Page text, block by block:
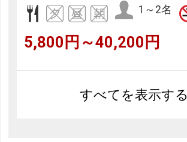
1～2名
5,800円～40,200円
すべてを表示する